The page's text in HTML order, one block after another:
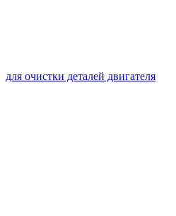
для очистки деталей двигателя